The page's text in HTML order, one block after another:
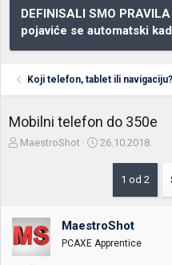
DEFINISALI SMO
pojaviće se automatski
Koji telefon, tablet ili navigaciju?
Mobilni telefon do 350e
Z
i
k
t
MaestroShot
D
o
k
26.10.2018.
1 od 2
MaestroShot
PCAXE Apprentice